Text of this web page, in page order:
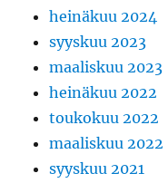
heinäkuu 2024
syyskuu 2023
maaliskuu 2023
heinäkuu 2022
toukokuu 2022
maaliskuu 2022
syyskuu 2021